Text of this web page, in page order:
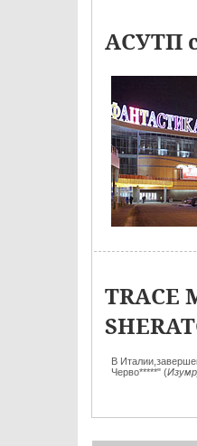
АСУТП
TRACE
В
Черво*****" (